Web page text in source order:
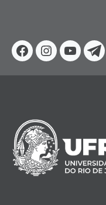
Facebook
Instagram